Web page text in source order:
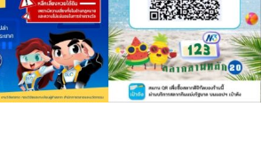
สิ่ง
แวดล้อม
ปลอดภัย
ยั่งยืน